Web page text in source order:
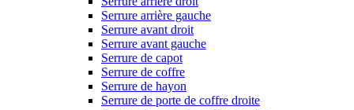
Serrure arrière gauche
Serrure avant droit
Serrure avant gauche
Serrure de capot
Serrure de coffre
Serrure de hayon
Serrure de porte de coffre droite